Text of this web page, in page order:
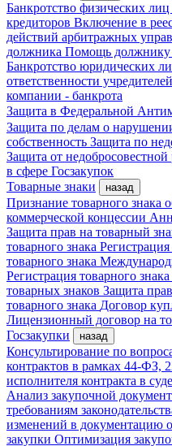
Банкротство физических лиц
кредиторов Включение в
действий арбитражных
должника Помощь должнику
Банкротство юридических
ответственности
компании - банкрота
Защита в Федеральной
Защита по делам о
собственность Защита по
Защита от
в сфере Госзакупок
Товарные знаки
назад
Признание товарного знака
коммерческой концессии
Защита прав на товарный
товарного знака
товарного знака
Регистрация товарного
товарных знаков Защита
товарного знака Договор
Лицензионный договор на
Госзакупки
назад
Консультирование по
контрактов в рамках 44-ФЗ,
исполнителя контракта в суде
Анализ закупочной
требованиям
изменений в документацию о
закупки Оптимизация